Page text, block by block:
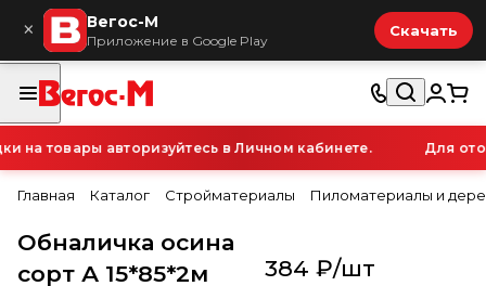
× Вегос-М
Приложение в Google Play
Скачать
товары авторизуйтесь в Личном кабинете. Для
Главная Каталог Стройматериалы Пиломатериалы и
Обналичка осина
сорт А 15*85*2м
384 ₽/шт